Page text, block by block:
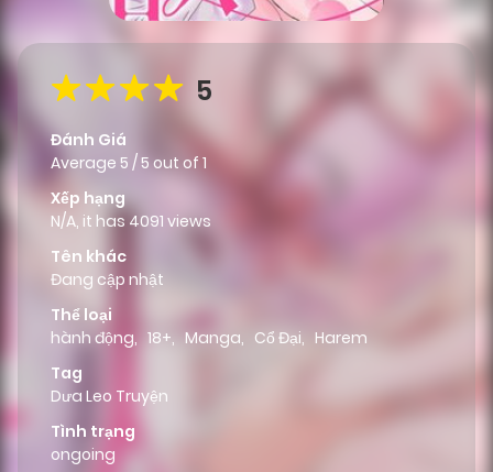
5
Đánh Giá
Average 5 /5 out of 1
Xếp hạng
N/A, it has 4091 views
Tên khác
Đang cập nhật
Thể loại
hành động, 18+, Manga, Cổ Đại, Harem
Tag
Dưa Leo Truyện
Tình trạng
ongoing